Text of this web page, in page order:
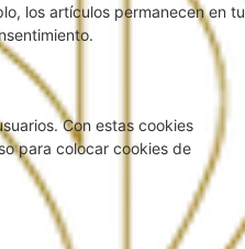
los artículos permanecen en tu
Con estas cookies
para colocar cookies de